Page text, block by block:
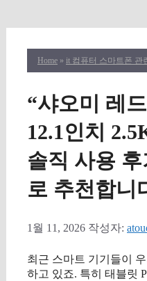
Home » it 컴퓨터 스마트폰 관
“샤오미 레
12.1인치
솔직 사용
로 추천합니
1월 11, 2026 작성자:
최근 스마트 기기들이
하고 있죠. 특히 태블릿